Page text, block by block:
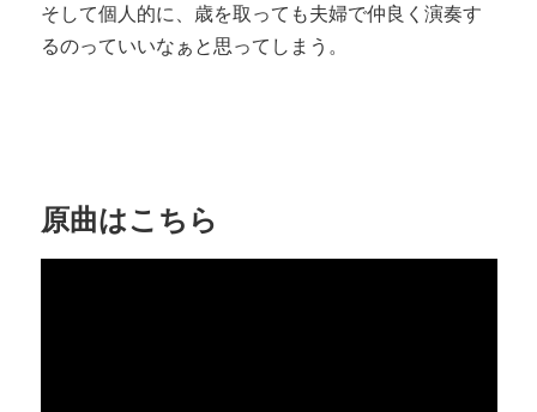
そして個人的に、歳を取っても夫婦で仲良く演奏す
るのっていいなぁと思ってしまう。
原曲はこちら